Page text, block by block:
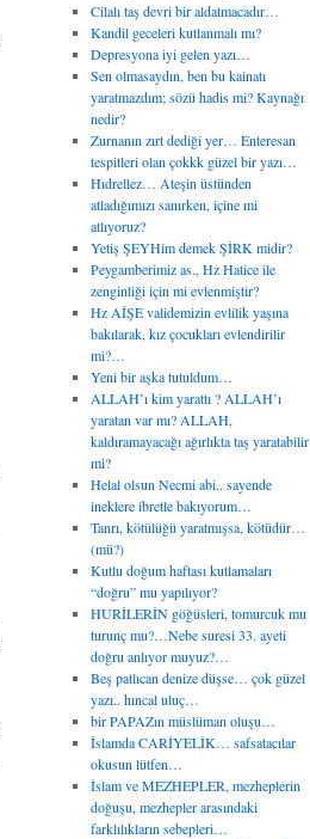
Cilalı taş devri bir aldatmacadır…
Kandil geceleri kutlanmalı mı?
Depresyona iyi gelen yazı…
Sen olmasaydın, ben bu kainatı
yaratmazdım; sözü hadis mi? Kaynağı
nedir?
Zurnanın zırt dediği yer… Enteresan
tespitleri olan çokkk güzel bir yazı…
Hıdrellez… Ateşin üstünden
atladığımızı sanırken, içine mi
atlıyoruz?
Yetiş ŞEYHim demek ŞİRK midir?
Peygamberimiz as., Hz Hatice ile
zenginliği için mi evlenmiştir?
Hz AİŞE validemizin evlilik yaşına
bakılarak, kız çocukları evlendirilir
mi?…
Yeni bir aşka tutuldum…
ALLAH’ı kim yarattı ? ALLAH’ı
yaratan var mı? ALLAH,
kaldıramayacağı ağırlıkta taş yaratabilir
mi?
Helal olsun Necmi abi.. sayende
ineklere ibretle bakıyorum…
Tanrı, kötülüğü yaratmışsa, kötüdür…
(mü?)
Kutlu doğum haftası kutlamaları
“doğru” mu yapılıyor?
HURİLERİN göğüsleri, tomurcuk mu
turunç mu?…Nebe suresi 33. ayeti
doğru anlıyor muyuz?…
Beş patlıcan denize düşse… çok güzel
yazı.. hıncal uluç…
bir PAPAZın müslüman oluşu…
İslamda CARİYELİK… safsatacılar
okusun lütfen…
İslam ve MEZHEPLER, mezheplerin
doğuşu, mezhepler arasındaki
farklılıkların sebepleri…